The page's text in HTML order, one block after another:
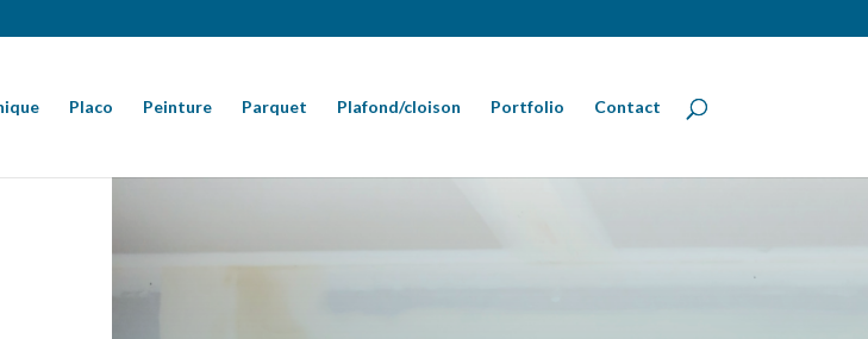
Placo Peinture Parquet Plafond/cloison Portfolio Contact